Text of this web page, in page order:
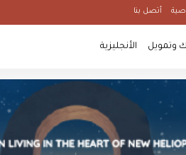
أتصل بنا
وتمويل الأنجليزية